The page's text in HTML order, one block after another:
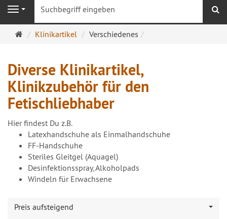
Navigation
Startseite
Klinikartikel Verschiedenes
Diverse Klinikartikel,
Klinikzubehör für den
Fetischliebhaber
Hier findest Du z.B.
Latexhandschuhe als Einmalhandschuhe
FF-Handschuhe
Steriles Gleitgel (Aquagel)
Desinfektionsspray, Alkoholpads
Windeln für Erwachsene
Preis aufsteigend